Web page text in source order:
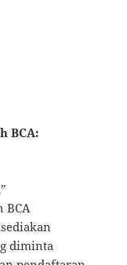
BCA:
BCA
diminta